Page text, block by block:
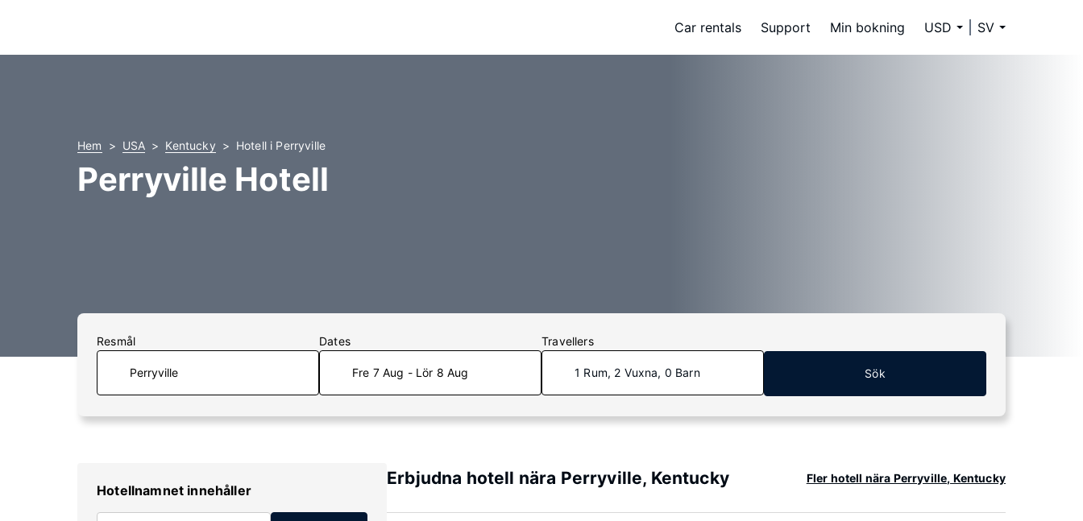
Car rentals Support Min bokning USD SV
Hem USA Kentucky Hotell i Perryville
Perryville Hotell
Resmål Dates
Fre 7 Aug - Lör 8 Aug
Travellers
1 Rum, 2 Vuxna, 0 Barn Sök
Hotellnamnet innehåller
Erbjudna hotell nära Perryville, Kentucky Fler hotell nära Perryville, Kentucky